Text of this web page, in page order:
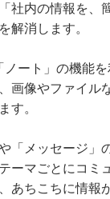
社内の情報を、
解消します。
ノート」の機能
画像やファイル
す。
「メッセージ」
ーマごとにコミ
あちこちに情報